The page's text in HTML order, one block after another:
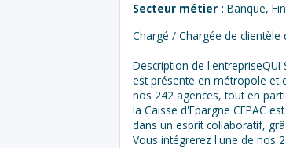
Secteur métier : Banque,
Chargé / Chargée de clientèle
Description de l'entrepriseQUI
est présente en métropole et
nos 242 agences, tout en
la Caisse d'Epargne CEPAC
dans un esprit collaboratif,
Vous intégrerez l'une de nos